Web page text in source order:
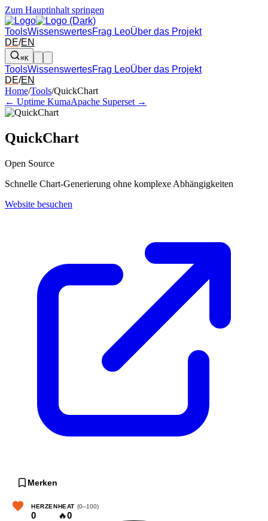
Zum Hauptinhalt springen
ToolsWissenswertesFrag LeoÜber das Projekt
DE/EN
⌘K
ToolsWissenswertesFrag LeoÜber das Projekt
DE/EN
Pfeil links und rechts: zum benachbarten Tool in der Übersicht
Home/Tools/QuickChart
← Uptime KumaApache Superset →
QuickChart
Open Source
Schnelle Chart-Generierung ohne komplexe Abhängigkeiten
Website besuchen
Merken
HERZEN
0
HEAT (0–100)
🔥0